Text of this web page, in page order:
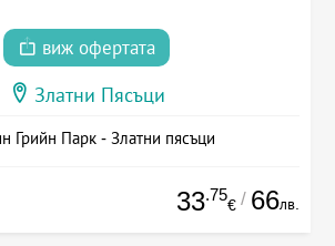
виж офертата
Златни Пясъци
Грийн Парк - Златни пясъци
33.75
€ / 66лв.